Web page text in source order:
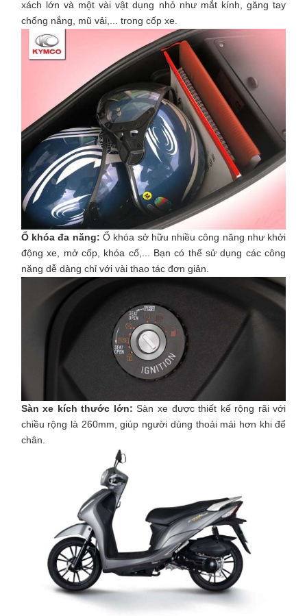
xách lớn và một vài vật dụng nhỏ như mắt kính, găng tay
chống nắng, mũ vải,... trong cốp xe.
Ổ khóa đa năng: Ổ khóa sở hữu nhiều công năng như khởi
động xe, mở cốp, khóa cổ,... Bạn có thể sử dụng các công
năng dễ dàng chỉ với vài thao tác đơn giản.
Sàn xe kích thước lớn:Sàn xe được thiết kế rộng rãi với
chiều rộng là 260mm, giúp người dùng thoải mái hơn khi để
chân.